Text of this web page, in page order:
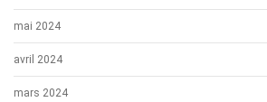
mai 2024
avril 2024
mars 2024